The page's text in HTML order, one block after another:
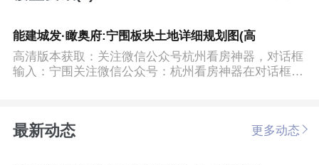
能建城发·瞰奥府:宁围板块土地详细规划图(高
高清版本获取：关注微信公众号杭州看房神器，对话框
输入：宁围关注微信公众号：杭州看房神器在对话框输
最新动态 更多动态